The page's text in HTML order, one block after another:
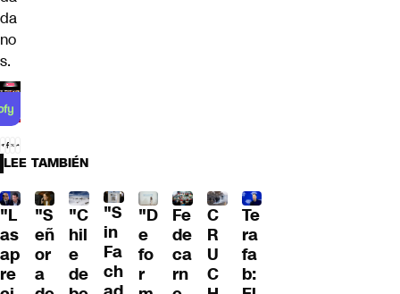
da
no
s.
LEE TAMBIÉN
"L
as
ap
re
"S
eñ
or
a
"C
hil
e
de
"S
in
Fa
ch
"D
e
fo
r
Fe
de
ca
rn
C
R
U
C
Te
ra
fa
b: